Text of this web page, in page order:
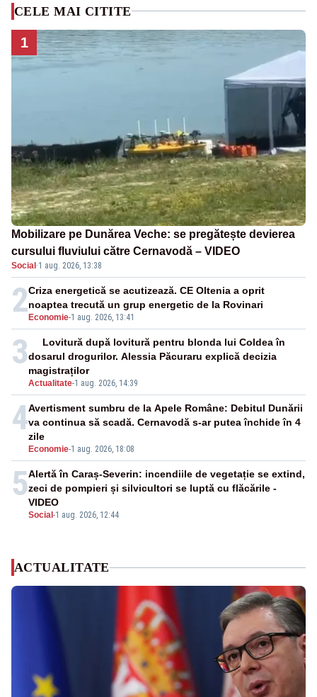
CELE MAI CITITE
1
Mobilizare pe Dunărea Veche: se pregătește devierea
cursului fluviului către Cernavodă – VIDEO
Social ·1 aug. 2026, 13:38
2 Economie-1 aug. 2026, 13:41
Criza energetică se acutizează. CE Oltenia a oprit
noaptea trecută un grup energetic de la Rovinari
3
Actualitate-1 aug. 2026, 14:39
Lovitură după lovitură pentru blonda lui Coldea în
dosarul drogurilor. Alessia Păcuraru explică decizia
magistraților
4
Economie-1 aug. 2026, 18:08
Avertisment sumbru de la Apele Române: Debitul Dunării
va continua să scadă. Cernavodă s-ar putea închide în 4
zile
5
Social -1 aug. 2026, 12:44
Alertă în Caraș-Severin: incendiile de vegetație se extind,
zeci de pompieri și silvicultori se luptă cu flăcările -
VIDEO
ACTUALITATE